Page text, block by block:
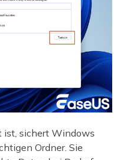
ist, sichert Windows
Ordner. Sie